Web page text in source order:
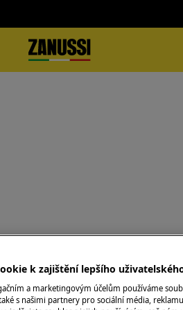
k zajištění lepšího
a marketingovým účelům používáme
s našimi partnery pro sociální média,